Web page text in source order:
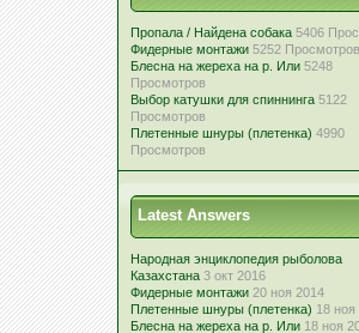
Пропала / Найдена собака 5406
Фидерные монтажи 5252 Просмотров
Блесна на жереха на р. Или 5248
Просмотров
Выбор катушки для спиннинга 5122
Просмотров
Плетенные шнуры (плетенка) 4990
Просмотров
Latest Answers
Народная энциклопедия рыболова
Казахстана 3 окт 2016
Фидерные монтажи 20 ноя 2014
Плетенные шнуры (плетенка) 18 ноя
Блесна на жереха на р. Или 18 ноя